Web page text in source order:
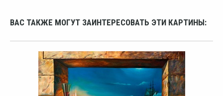
ВАС ТАКЖЕ МОГУТ ЗАИНТЕРЕСОВАТЬ ЭТИ КАРТИНЫ: